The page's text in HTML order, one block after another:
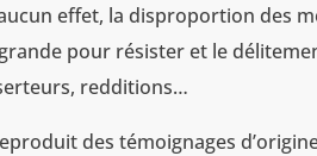
effet, la disproportion des
pour résister et le
redditions…
des témoignages